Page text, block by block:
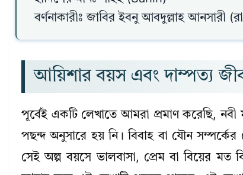
বর্ণনাকারীঃ জাবির ইবনু আবদুল্লাহ আনসারী
আয়িশার বয়স এবং দাম্পত্য
পূর্বেই একটি লেখাতে আমরা প্রমাণ করেছি, নবী
পছন্দ অনুসারে হয় নি। বিবাহ বা যৌন
সেই অল্প বয়সে ভালবাসা, প্রেম বা বিয়ের মত